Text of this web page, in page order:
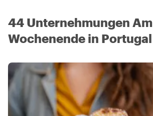
44 Unternehmungen Am
Wochenende in Portugal